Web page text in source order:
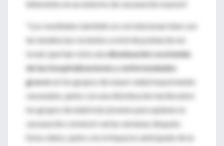
inherentes en un entorno de vacunación masiva".
"Los resultados también se correlacionan bien con
las tendencias recientes a nivel de población en
Israel, que han visto unadisminución sostenida
de las hospitalizaciones y enfermedades
gravesen los grupos de mayor edad mayormente
vacunados, junto con una disminución tardía entre
los grupos de edad más jóvenes para quienes la
vacunación comenzó varias semanas después.
Estos datos, junto con el impacto anticipado de la